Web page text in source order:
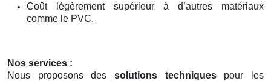
Coût légèrement supérieur à d’autres matériaux
comme le PVC.
Nos services :
Nous proposons des solutions techniquespour les